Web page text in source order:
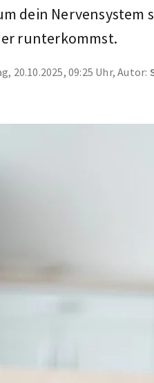
dein Nervensystem
runterkommst.
20.10.2025, 09:25 Uhr, Autor: